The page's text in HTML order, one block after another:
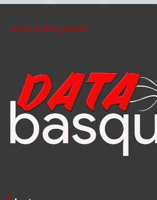
Tweets by data_basquet